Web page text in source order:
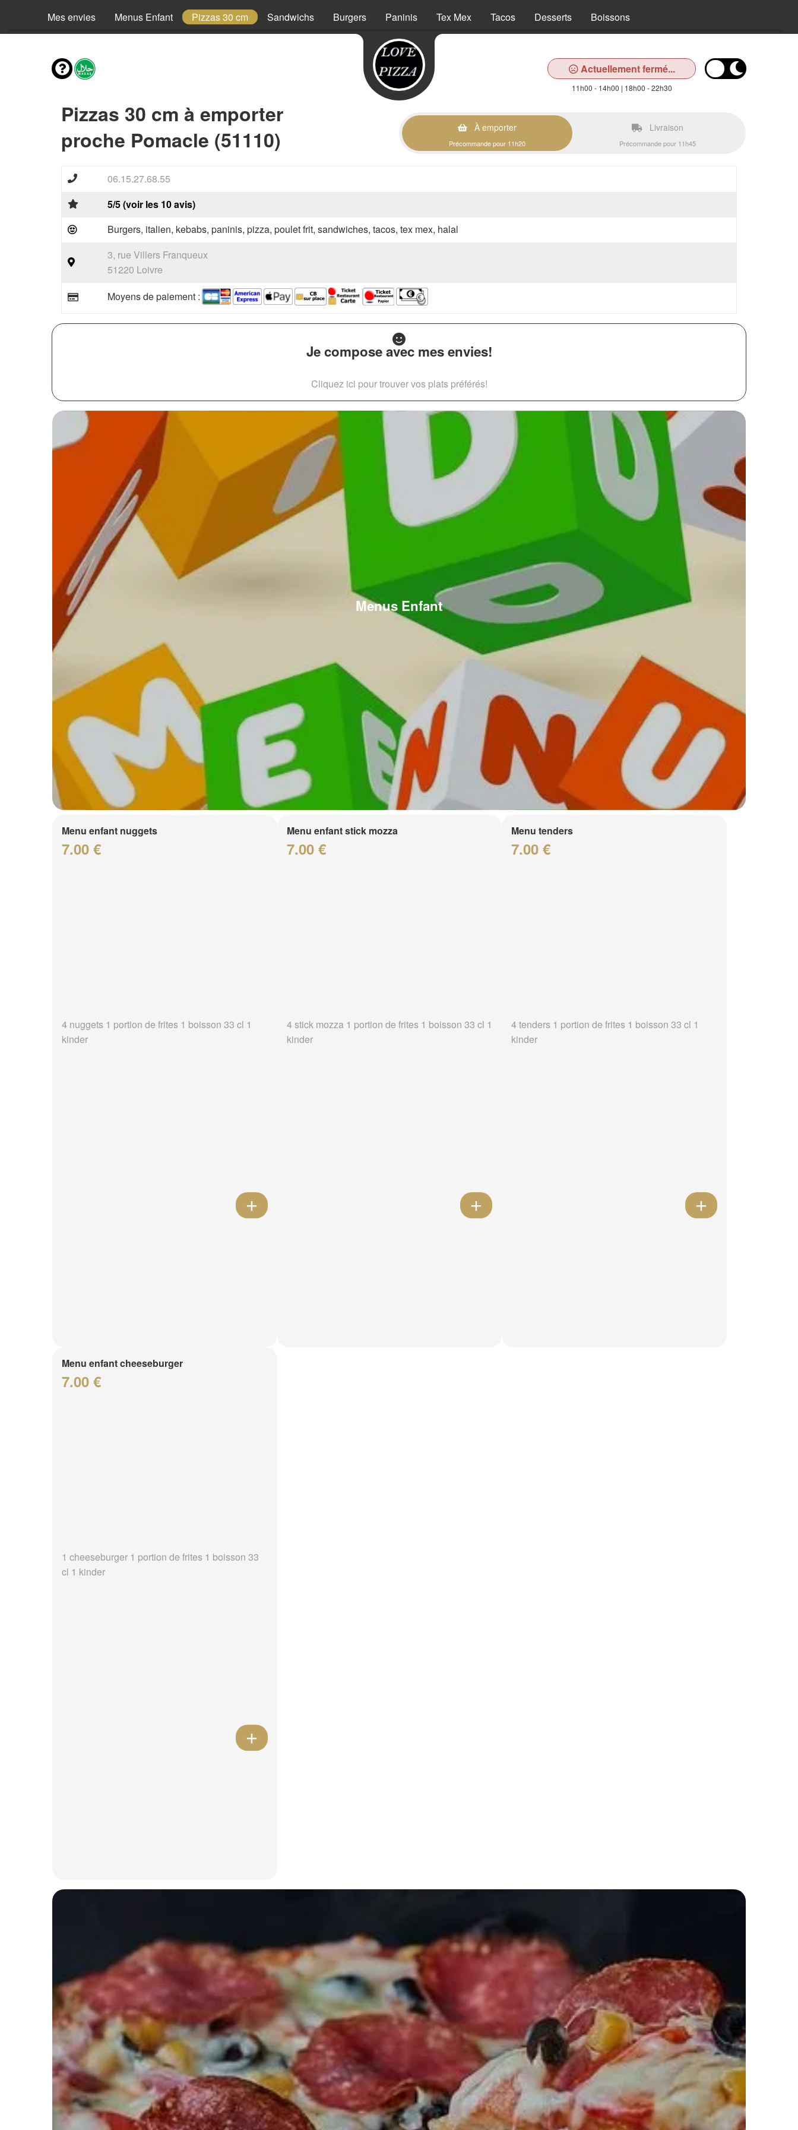
Mes envies Menus Enfant Pizzas 30 cm Sandwichs Burgers Paninis Tex Mex Tacos Desserts Boissons
Actuellement fermé...
11h00 - 14h00 | 18h00 - 22h30
Pizzas 30 cm à emporter
proche Pomacle (51110)
À emporter
Précommande pour 11h20
Livraison
Précommande pour 11h45
06.15.27.68.55
5/5 (voir les 10 avis)
Burgers, italien, kebabs, paninis, pizza, poulet frit, sandwiches, tacos, tex mex, halal
3, rue Villers Franqueux
51220 Loivre
Moyens de paiement :
Je compose avec mes envies!
Cliquez ici pour trouver vos plats préférés!
Menus Enfant
Menu enfant nuggets
7.00 €
4 nuggets 1 portion de frites 1 boisson 33 cl 1
kinder
Menu enfant stick mozza
7.00 €
4 stick mozza 1 portion de frites 1 boisson 33 cl 1
kinder
Menu tenders
7.00 €
4 tenders 1 portion de frites 1 boisson 33 cl 1
kinder
Menu enfant cheeseburger
7.00 €
1 cheeseburger 1 portion de frites 1 boisson 33
cl 1 kinder